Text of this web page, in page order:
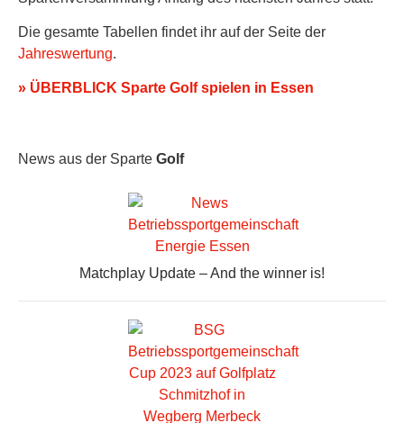
Die gesamte Tabellen findet ihr auf der Seite der
Jahreswertung.
» ÜBERBLICK Sparte Golf spielen in Essen
News aus der Sparte Golf
Matchplay Update – And the winner is!